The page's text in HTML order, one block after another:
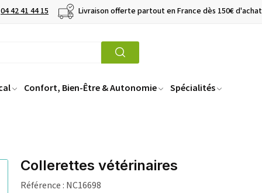
04 42 41 44 15 Livraison offerte partout en France dès 150€ d'achat
Confort, Bien-Être & Autonomie Spécialités
Collerettes vétérinaires
Référence : NC16698